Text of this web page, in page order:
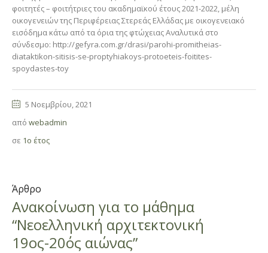
φοιτητές – φοιτήτριες του ακαδημαϊκού έτους 2021-2022, μέλη
οικογενειών της Περιφέρειας Στερεάς Ελλάδας με οικογενειακό
εισόδημα κάτω από τα όρια της φτώχειας Αναλυτικά στο
σύνδεσμο: http://gefyra.com.gr/drasi/parohi-promitheias-
diataktikon-sitisis-se-proptyhiakoys-protoeteis-foitites-
spoydastes-toy
5 Νοεμβρίου, 2021
από webadmin
σε 1ο έτος
Άρθρο
Ανακοίνωση για τo μάθημα
“Νεοελληνική αρχιτεκτονική
19ος-20ός αιώνας”